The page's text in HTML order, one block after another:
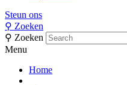
Steun ons
⚲ Zoeken
⚲ Zoeken
Menu
Home